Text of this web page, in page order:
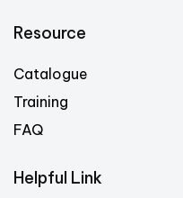
Resource
Catalogue
Training
FAQ
Helpful Link